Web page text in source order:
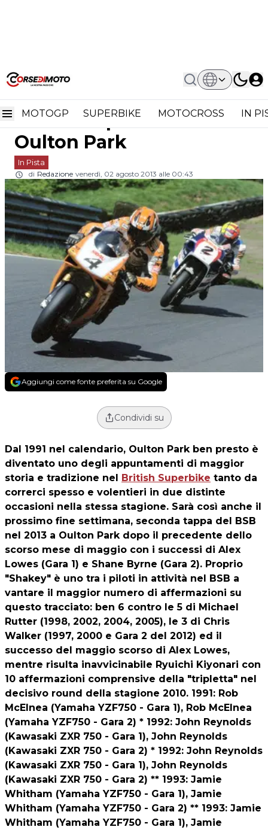
MOTOGP SUPERBIKE MOTOCROSS IN
Home In Pista
BSB: I Trascorsi Del British Superbike
BSB: i trascorsi del
British Superbike ad
Oulton Park
In Pista
di Redazione venerdì, 02 agosto 2013 alle 00:43
Aggiungi come fonte preferita su Google
Condividi su
Dal 1991 nel calendario, Oulton Park ben presto è
diventato uno degli appuntamenti di maggior
storia e tradizione nel
British Superbike tanto da
correrci spesso e volentieri in due distinte
occasioni nella stessa stagione. Sarà così anche il
prossimo fine settimana, seconda tappa del BSB
nel 2013 a Oulton Park dopo il precedente dello
scorso mese di maggio con i successi di Alex
Lowes (Gara 1) e Shane Byrne (Gara 2). Proprio
"Shakey" è uno tra i piloti in attività nel BSB a
vantare il maggior numero di affermazioni su
questo tracciato: ben 6 contro le 5 di Michael
Rutter (1998, 2002, 2004, 2005), le 3 di Chris
Walker (1997, 2000 e Gara 2 del 2012) ed il
successo del maggio scorso di Alex Lowes,
mentre risulta inavvicinabile Ryuichi Kiyonari con
10 affermazioni comprensive della "tripletta" nel
decisivo round della stagione 2010. 1991: Rob
McElnea (Yamaha YZF750 - Gara 1), Rob McElnea
(Yamaha YZF750 - Gara 2) * 1992: John Reynolds
(Kawasaki ZXR 750 - Gara 1), John Reynolds
(Kawasaki ZXR 750 - Gara 2) * 1992: John Reynolds
(Kawasaki ZXR 750 - Gara 1), John Reynolds
(Kawasaki ZXR 750 - Gara 2) ** 1993: Jamie
Whitham (Yamaha YZF750 - Gara 1), Jamie
Whitham (Yamaha YZF750 - Gara 2) ** 1993: Jamie
Whitham (Yamaha YZF750 - Gara 1), Jamie